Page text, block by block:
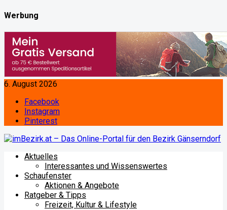
Werbung
6. August 2026
Facebook
Instagram
Pinterest
Aktuelles
Interessantes und Wissenswertes
Schaufenster
Aktionen & Angebote
Ratgeber & Tipps
Freizeit, Kultur & Lifestyle